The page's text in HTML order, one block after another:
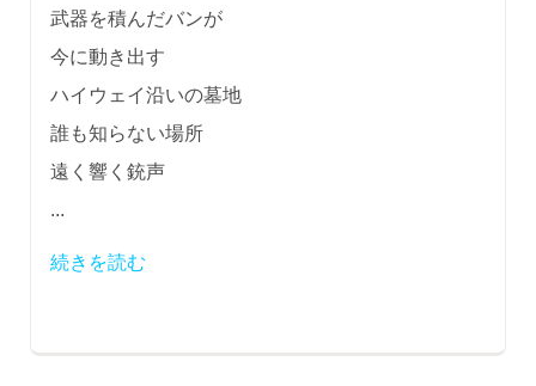
武器を積んだバンが
今に動き出す
ハイウェイ沿いの墓地
誰も知らない場所
遠く響く銃声
...
続きを読む